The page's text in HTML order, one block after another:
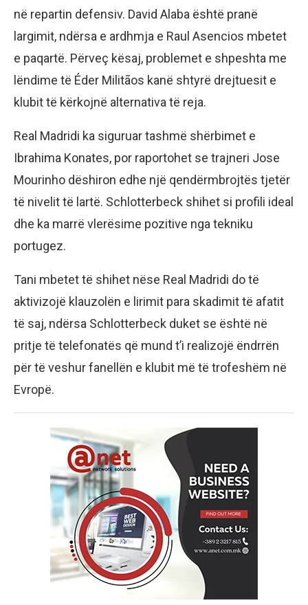
në repartin defensiv. David Alaba është pranë
largimit, ndërsa e ardhmja e Raul Asencios mbetet
e paqartë. Përveç kësaj, problemet e shpeshta me
lëndime të Éder Militãos kanë shtyrë drejtuesit e
klubit të kërkojnë alternativa të reja.
Real Madridi ka siguruar tashmë shërbimet e
Ibrahima Konates, por raportohet se trajneri Jose
Mourinho dëshiron edhe një qendërmbrojtës tjetër
të nivelit të lartë. Schlotterbeck shihet si profili ideal
dhe ka marrë vlerësime pozitive nga tekniku
portugez.
Tani mbetet të shihet nëse Real Madridi do të
aktivizojë klauzolën e lirimit para skadimit të afatit
të saj, ndërsa Schlotterbeck duket se është në
pritje të telefonatës që mund t’i realizojë ëndrrën
për të veshur fanellën e klubit më të trofeshëm në
Evropë.